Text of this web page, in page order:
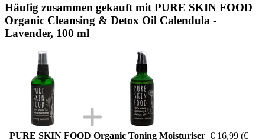
Häufig zusammen gekauft mit PURE SKIN FOOD
Organic Cleansing & Detox Oil Calendula -
Lavender, 100 ml
PURE SKIN FOOD Organic Toning Moisturiser € 16,99 (€